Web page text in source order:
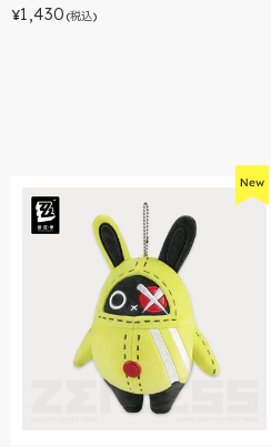
¥1,430 (税込)